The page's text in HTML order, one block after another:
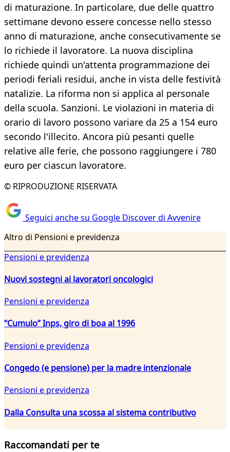
di maturazione. In particolare, due delle quattro
settimane devono essere concesse nello stesso
anno di maturazione, anche consecutivamente se
lo richiede il lavoratore. La nuova disciplina
richiede quindi un'attenta programmazione dei
periodi feriali residui, anche in vista delle festività
natalizie. La riforma non si applica al personale
della scuola. Sanzioni. Le violazioni in materia di
orario di lavoro possono variare da 25 a 154 euro
secondo l'illecito. Ancora più pesanti quelle
relative alle ferie, che possono raggiungere i 780
euro per ciascun lavoratore.
© RIPRODUZIONE RISERVATA
Seguici anche su Google Discover di Avvenire
Altro di Pensioni e previdenza
Pensioni e previdenza
Nuovi sostegni ai lavoratori oncologici
Pensioni e previdenza
“Cumulo” Inps, giro di boa al 1996
Pensioni e previdenza
Congedo (e pensione) per la madre intenzionale
Pensioni e previdenza
Dalla Consulta una scossa al sistema contributivo
Raccomandati per te